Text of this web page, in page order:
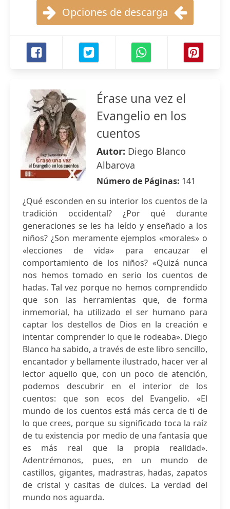
Opciones de descarga
Érase una vez el
Evangelio en los
cuentos
Autor: Diego Blanco
Albarova
Número de Páginas: 141
¿Qué esconden en su interior los cuentos de la
tradición occidental? ¿Por qué durante
generaciones se les ha leído y enseñado a los
niños? ¿Son meramente ejemplos «morales» o
«lecciones de vida» para encauzar el
comportamiento de los niños? «Quizá nunca
nos hemos tomado en serio los cuentos de
hadas. Tal vez porque no hemos comprendido
que son las herramientas que, de forma
inmemorial, ha utilizado el ser humano para
captar los destellos de Dios en la creación e
intentar comprender lo que le rodeaba». Diego
Blanco ha sabido, a través de este libro sencillo,
encantador y bellamente ilustrado, hacer ver al
lector aquello que, con un poco de atención,
podemos descubrir en el interior de los
cuentos: que son ecos del Evangelio. «El
mundo de los cuentos está más cerca de ti de
lo que crees, porque su significado toca la raíz
de tu existencia por medio de una fantasía que
es más real que la propia realidad».
Adentrémonos, pues, en un mundo de
castillos, gigantes, madrastras, hadas, zapatos
de cristal y casitas de dulces. La verdad del
mundo nos aguarda.